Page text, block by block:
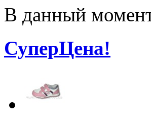
В данный
СуперЦена!